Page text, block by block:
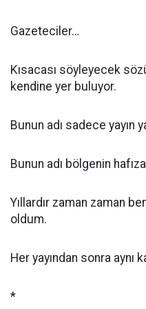
Gazeteciler…
Kısacası söyleyecek
kendine yer buluyor.
Bunun adı sadece yayın
Bunun adı bölgenin
Yıllardır zaman zaman
oldum.
Her yayından sonra aynı
*